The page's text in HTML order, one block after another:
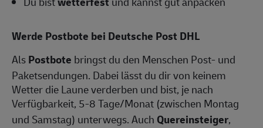
Werde Postbote bei Deutsche Post DHL
AlsPostbote bringst du den Menschen Post- und
Paketsendungen. Dabei lässt du dir von keinem
Wetter die Laune verderben und bist, je nach
Verfügbarkeit, 5-8 Tage/Monat (zwischen Montag
und Samstag) unterwegs. Auch Quereinsteiger,